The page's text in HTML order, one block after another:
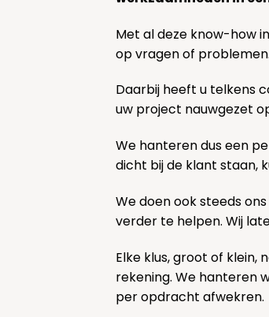
Met al deze know-how
op vragen of problemen.
Daarbij heeft u telkens
uw project nauwgezet
We hanteren dus een
dicht bij de klant staan,
We doen ook steeds
verder te helpen. Wij
Elke klus, groot of klein,
rekening. We hanteren
per opdracht afwekren.